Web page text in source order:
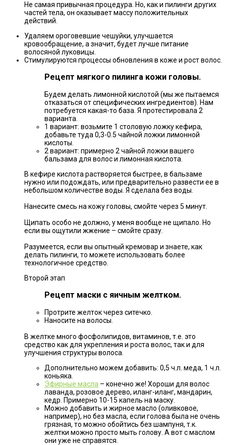
Не самая привычная процедура. Но, как и пилинги других
частей тела, он оказывает массу положительных
действий.
Удаляем ороговевшие чешуйки, улучшается
кровообращение, а значит, будет лучше питание
волосяной луковицы.
Стимулируются процессы обновления в коже и рост волос.
Рецепт мягкого пилинга кожи головы.
Будем делать лимонной кислотой (мы же пытаемся
отказаться от специфических ингредиентов). Нам
потребуется какая-то база. Я протестировала 2
варианта.
1 вариант: возьмите 1 столовую ложку кефира,
добавьте туда 0,3-0.5 чайной ложки лимонной
кислоты.
2 вариант: примерно 2 чайной ложки вашего
бальзама для волос и лимонная кислота.
В кефире кислота растворяется быстрее, в бальзаме
нужно или подождать, или предварительно развести ее в
небольшом количестве воды. Я сделала без воды.
Нанесите смесь на кожу головы, смойте через 5 минут.
Щипать особо не должно, у меня вообще не щипало. Но
если вы ощутили жжение – смойте сразу.
Разумеется, если вы опытный кремовар и знаете, как
делать пилинги, то можете использовать более
технологичное средство.
Второй этап
Рецепт маски с яичным желтком.
Протрите желток через ситечко.
Наносите на волосы.
В желтке много фосфолипидов, витаминов, т.е. это
средство как для укрепления и роста волос, так и для
улучшения структуры волоса.
Дополнительно можем добавить: 0,5 ч.л. меда, 1 ч.л.
коньяка.
Эфирные масла – конечно же! Хороши для волос
лаванда, розовое дерево, иланг-иланг, мандарин,
кедр. Примерно 10-15 капель на маску.
Можно добавить и жирное масло (оливковое,
например), но без масла, если голова была не очень
грязная, то можно обойтись без шампуня, т.к.
желтки можно просто мыть голову. А вот с маслом
они уже не справятся.